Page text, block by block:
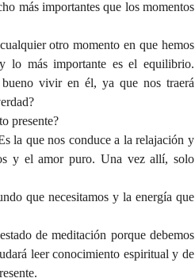
más importantes que los momentos
otro momento en que hemos
lo más importante es el equilibrio.
bueno vivir en él, ya que nos traerá
presente?
la que nos conduce a la relajación y
y el amor puro. Una vez allí, solo
que necesitamos y la energía que
de meditación porque debemos
leer conocimiento espiritual y de